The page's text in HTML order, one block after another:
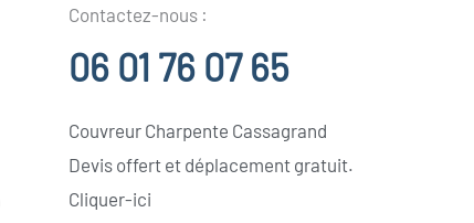
Contactez-nous :
06 01 76 07 65
Couvreur Charpente Cassagrand
Devis offert et déplacement gratuit.
Cliquer-ici